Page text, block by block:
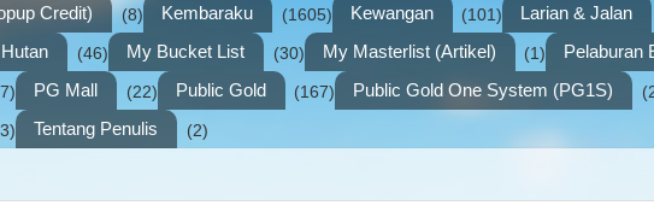
Credit) (8) Kembaraku (1605) Kewangan (101) Larian & Jalan
(46) My Bucket List (30) My Masterlist (Artikel) (1) Pelaburan
PG Mall (22) Public Gold (167) Public Gold One System (PG1S)
Tentang Penulis (2)